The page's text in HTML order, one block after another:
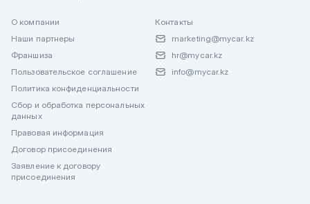
О компании
Наши партнеры
Франшиза
Пользовательское соглашение
Политика конфиденциальности
Сбор и обработка персональных
данных
Правовая информация
Договор присоединения
Заявление к договору
присоединения
Контакты
marketing@mycar.kz
hr@mycar.kz
info@mycar.kz